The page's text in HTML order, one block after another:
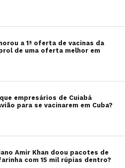
a 1ª oferta de vacinas da
de uma oferta melhor em
empresários de Cuiabá
para se vacinarem em Cuba?
Amir Khan doou pacotes de
com 15 mil rúpias dentro?